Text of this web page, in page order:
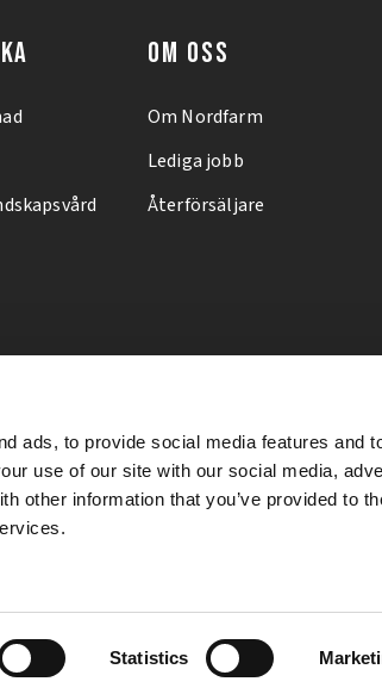
ads, to provide social media features and
use of our site with our social media,
other information that you’ve provided to
Statistics
OM OSS
Om Nordfarm
Lediga jobb
Återförsäljare